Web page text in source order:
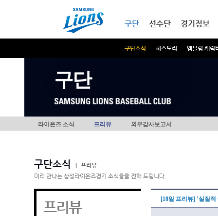
구단
구단소식 히스토리 엠블럼 캐릭
선수단 경기정보
구단
라이온즈 소식 프리뷰 외부감사보고서
구단소식
프리뷰
미리 만나는 삼성라이온즈경기 소식들을 전해 드립니다.
프리뷰 [18일 프리뷰] ’실질